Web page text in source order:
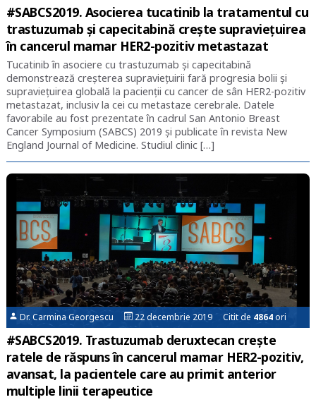
#SABCS2019. Asocierea tucatinib la tratamentul cu
trastuzumab și capecitabină crește supraviețuirea
în cancerul mamar HER2-pozitiv metastazat
Tucatinib în asociere cu trastuzumab și capecitabină
demonstrează creșterea supraviețuirii fară progresia bolii și
supraviețuirea globală la pacienții cu cancer de sân HER2-pozitiv
metastazat, inclusiv la cei cu metastaze cerebrale. Datele
favorabile au fost prezentate în cadrul San Antonio Breast
Cancer Symposium (SABCS) 2019 și publicate în revista New
England Journal of Medicine. Studiul clinic […]
Dr. Carmina Georgescu 22 decembrie 2019 Citit de 4864ori
#SABCS2019. Trastuzumab deruxtecan crește
ratele de răspuns în cancerul mamar HER2-pozitiv,
avansat, la pacientele care au primit anterior
multiple linii terapeutice